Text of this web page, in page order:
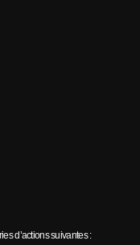
d’actions suivantes :